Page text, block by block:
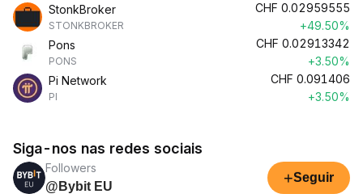
StonkBroker
STONKBROKER
CHF 0.02959555
+49.50%
Pons
PONS
CHF 0.02913342
+3.50%
Pi Network
PI
CHF 0.091406
+3.50%
Siga-nos nas redes sociais
Followers
@Bybit EU
+Seguir